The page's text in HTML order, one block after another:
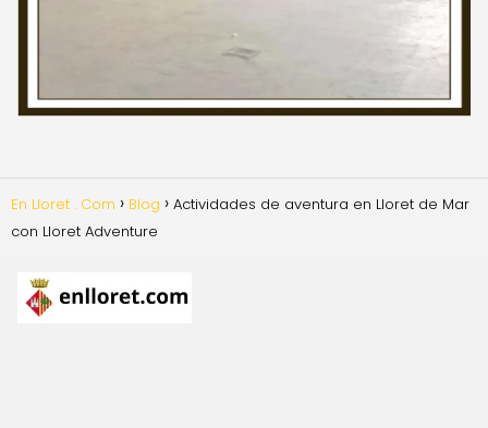
En Lloret . Com Blog
Actividades de aventura en Lloret de Mar
con Lloret Adventure